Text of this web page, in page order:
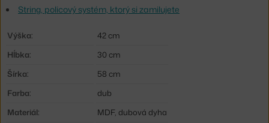
String, policový systém, ktorý si zamilujete
Výška:
42 cm
Hĺbka:
30 cm
Šírka:
58 cm
Farba:
dub
Materiál:
MDF, dubová dyha